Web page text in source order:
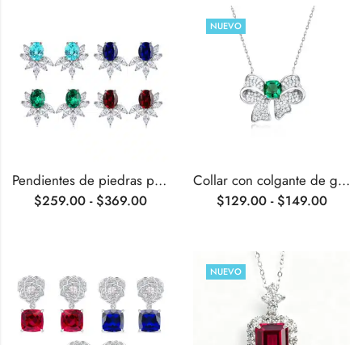
Pendientes de piedras preciosas cultivadas en laboratorio de talla ovalada de 8,8 ct
$259.00 - $369.00
NUEVO
Collar con colgante de gema cultivada en laboratorio con forma de cojín en forma de lazo
$129.00 - $149.00
NUEVO